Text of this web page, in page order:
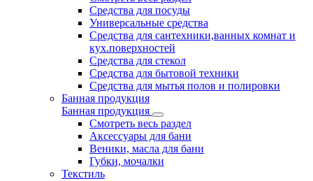
Средства для посуды
Универсальные средства
Средства для сантехники,ванных комнат и
кух.поверхностей
Средства для стекол
Средства для бытовой техники
Средства для мытья полов и полировки
Банная продукция
Банная продукция
Смотреть весь раздел
Аксессуары для бани
Веники, масла для бани
Губки, мочалки
Текстиль